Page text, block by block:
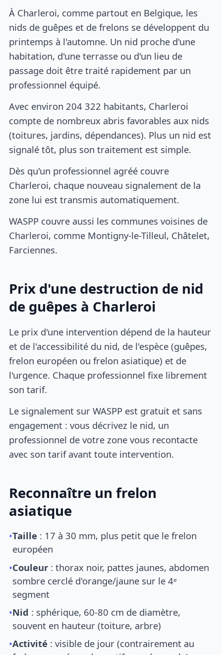
À Charleroi, comme partout en Belgique, les
nids de guêpes et de frelons se développent du
printemps à l'automne. Un nid proche d'une
habitation, d'une terrasse ou d'un lieu de
passage doit être traité rapidement par un
professionnel équipé.
Avec environ 204 322 habitants, Charleroi
compte de nombreux abris favorables aux nids
(toitures, jardins, dépendances). Plus un nid est
signalé tôt, plus son traitement est simple.
Dès qu'un professionnel agréé couvre
Charleroi, chaque nouveau signalement de la
zone lui est transmis automatiquement.
WASPP couvre aussi les communes voisines de
Charleroi, comme Montigny-le-Tilleul, Châtelet,
Farciennes.
Prix d'une destruction de nid
de guêpes à Charleroi
Le prix d'une intervention dépend de la hauteur
et de l'accessibilité du nid, de l'espèce (guêpes,
frelon européen ou frelon asiatique) et de
l'urgence. Chaque professionnel fixe librement
son tarif.
Le signalement sur WASPP est gratuit et sans
engagement : vous décrivez le nid, un
professionnel de votre zone vous recontacte
avec son tarif avant toute intervention.
Reconnaître un frelon
asiatique
•Taille : 17 à 30 mm, plus petit que le frelon
européen
•Couleur : thorax noir, pattes jaunes, abdomen
sombre cerclé d'orange/jaune sur le 4ᵉ
segment
•Nid : sphérique, 60-80 cm de diamètre,
souvent en hauteur (toiture, arbre)
•Activité : visible de jour (contrairement au